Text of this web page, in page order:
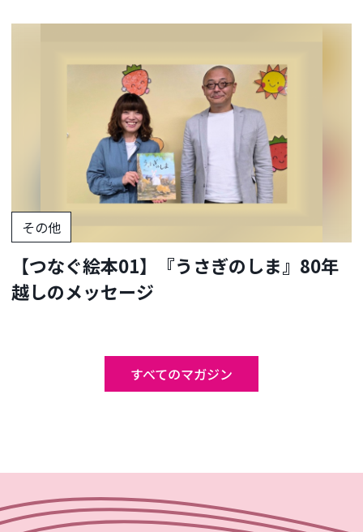
その他
【つなぐ絵本01】『うさぎのしま』80年
越しのメッセージ
すべてのマガジン